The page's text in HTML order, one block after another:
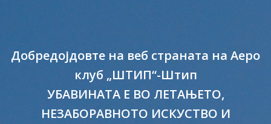
Добредојдовте на веб страната на Аеро
клуб „ШТИП“-Штип
УБАВИНАТА Е ВО ЛЕТАЊЕТО,
НЕЗАБОРАВНОТО ИСКУСТВО И